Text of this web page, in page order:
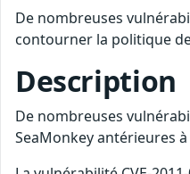
De nombreuses
contourner la politique
Description
De nombreuses
SeaMonkey antérieures